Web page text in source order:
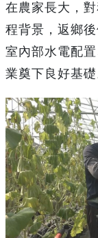
在農家長大，
程背景，返鄉
室內部水電配
業奠下良好基礎